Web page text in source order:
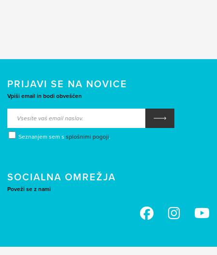
PRIJAVI SE NA NOVICE
Vpiši email in bodi obveščen
Seznanjem sem s splošnimi pogoji.
SOCIALNA OMREŽJA
Poveži se z nami